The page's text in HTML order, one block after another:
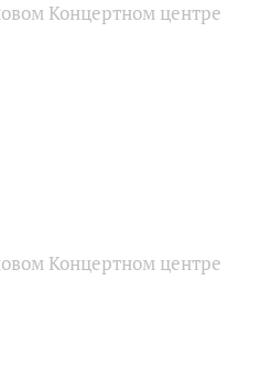
Концертном центре
Концертном центре